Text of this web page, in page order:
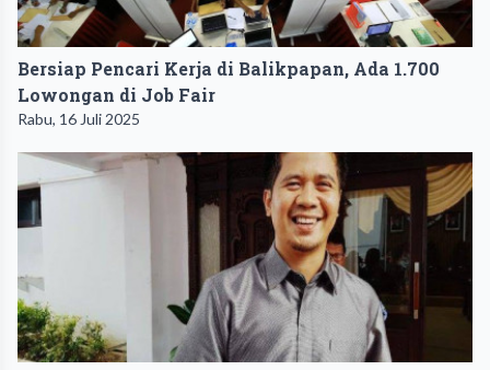
Bersiap Pencari Kerja di Balikpapan, Ada 1.700
Lowongan di Job Fair
Rabu, 16 Juli 2025